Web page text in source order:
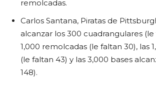
remolcadas.
Carlos Santana, Piratas de
alcanzar los 300 cuadrangulares (le
1,000 remolcadas (le faltan 30), las
(le faltan 43) y las 3,000 bases
148).